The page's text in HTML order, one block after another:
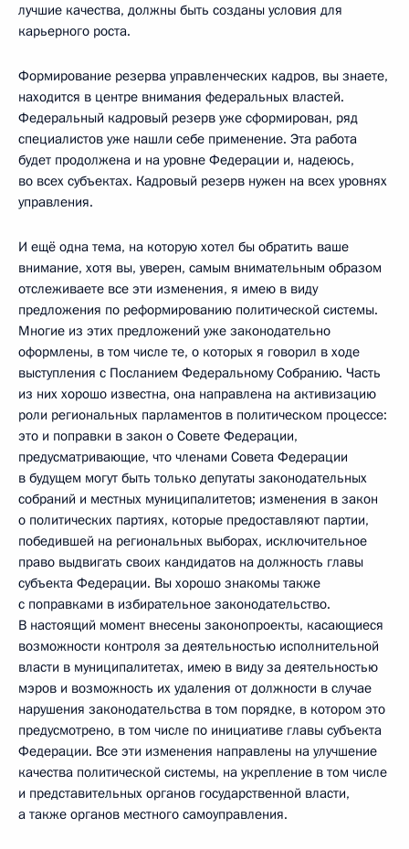
лучшие качества, должны быть созданы условия для
карьерного роста.
Формирование резерва управленческих кадров, вы знаете,
находится в центре внимания федеральных властей.
Федеральный кадровый резерв уже сформирован, ряд
специалистов уже нашли себе применение. Эта работа
будет продолжена и на уровне Федерации и, надеюсь,
во всех субъектах. Кадровый резерв нужен на всех уровнях
управления.
И ещё одна тема, на которую хотел бы обратить ваше
внимание, хотя вы, уверен, самым внимательным образом
отслеживаете все эти изменения, я имею в виду
предложения по реформированию политической системы.
Многие из этих предложений уже законодательно
оформлены, в том числе те, о которых я говорил в ходе
выступления с Посланием Федеральному Собранию. Часть
из них хорошо известна, она направлена на активизацию
роли региональных парламентов в политическом процессе:
это и поправки в закон о Совете Федерации,
предусматривающие, что членами Совета Федерации
в будущем могут быть только депутаты законодательных
собраний и местных муниципалитетов; изменения в закон
о политических партиях, которые предоставляют партии,
победившей на региональных выборах, исключительное
право выдвигать своих кандидатов на должность главы
субъекта Федерации. Вы хорошо знакомы также
с поправками в избирательное законодательство.
В настоящий момент внесены законопроекты, касающиеся
возможности контроля за деятельностью исполнительной
власти в муниципалитетах, имею в виду за деятельностью
мэров и возможность их удаления от должности в случае
нарушения законодательства в том порядке, в котором это
предусмотрено, в том числе по инициативе главы субъекта
Федерации. Все эти изменения направлены на улучшение
качества политической системы, на укрепление в том числе
и представительных органов государственной власти,
а также органов местного самоуправления.